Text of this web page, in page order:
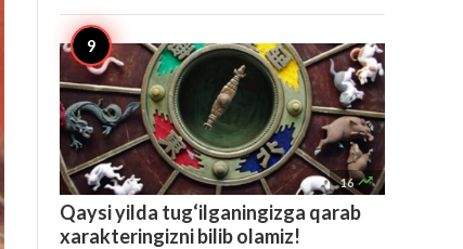
16 
Qaysi yilda tug‘ilganingizga qarab
xarakteringizni bilib olamiz!